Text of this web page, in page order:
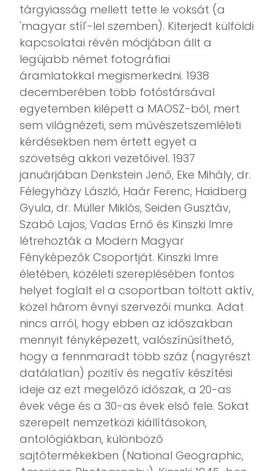
tárgyiasság mellett tette le voksát (a
'magyar stíl'-lel szemben). Kiterjedt külföldi
kapcsolatai révén módjában állt a
legújabb német fotográfiai
áramlatokkal megismerkedni. 1938
decemberében több fotóstársával
egyetemben kilépett a MAOSZ-ból, mert
sem világnézeti, sem művészetszemléleti
kérdésekben nem értett egyet a
szövetség akkori vezetőivel. 1937
januárjában Denkstein Jenő, Eke Mihály, dr.
Félegyházy László, Haár Ferenc, Haidberg
Gyula, dr. Müller Miklós, Seiden Gusztáv,
Szabó Lajos, Vadas Ernő és Kinszki Imre
létrehozták a Modern Magyar
Fényképezők Csoportját. Kinszki Imre
életében, közéleti szereplésében fontos
helyet foglalt el a csoportban töltött aktív,
közel három évnyi szervezői munka. Adat
nincs arról, hogy ebben az időszakban
mennyit fényképezett, valószínűsíthető,
hogy a fennmaradt több száz (nagyrészt
datálatlan) pozitív és negatív készítési
ideje az ezt megelőző időszak, a 20-as
évek vége és a 30-as évek első fele. Sokat
szerepelt nemzetközi kiállításokon,
antológiákban, különböző
sajtótermékekben (National Geographic,